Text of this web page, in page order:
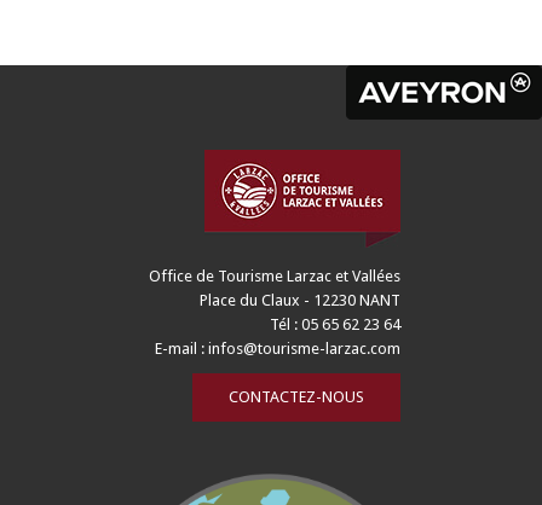
Office de Tourisme Larzac et Vallées
Place du Claux - 12230 NANT
Tél : 05 65 62 23 64
E-mail :infos@tourisme-larzac.com
CONTACTEZ-NOUS